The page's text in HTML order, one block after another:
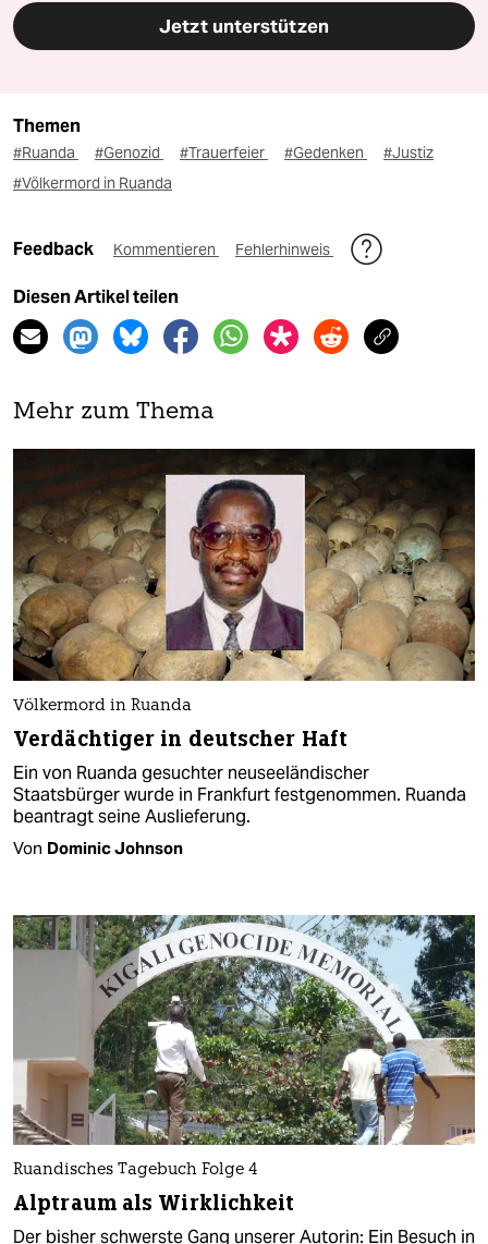
Jetzt unterstützen
Themen
#Ruanda #Genozid #Trauerfeier #Gedenken
#Justiz
#Völkermord in Ruanda
Feedback Kommentieren Fehlerhinweis
Diesen Artikel teilen
Mehr zum Thema
Völkermord in Ruanda
Verdächtiger in deutscher Haft
Ein von Ruanda gesuchter neuseeländischer
Staatsbürger wurde in Frankfurt festgenommen. Ruanda
beantragt seine Auslieferung.
Von Dominic Johnson
Ruandisches Tagebuch Folge 4
Alptraum als Wirklichkeit
Der bisher schwerste Gang unserer Autorin: Ein Besuch in